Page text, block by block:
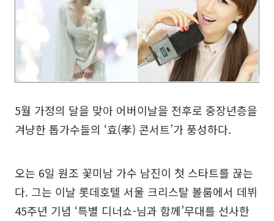
5월 가정의 달을 맞아 어버이날을 전후로 중장년층을
겨냥한 톱가수들의 ‘효(孝) 콘서트’가 풍성하다.
오는 6일 원조 꽃미남 가수 남진이 첫 스타트를 끊는
다. 그는 이날 롯데호텔 서울 크리스탈 볼룸에서 데뷔
45주년 기념 ‘특별 디너쇼-님과 함께’무대를 선사한